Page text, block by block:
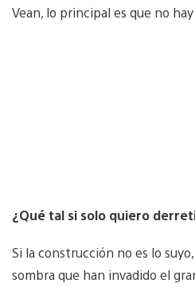
Vean, lo principal es que no
¿Qué tal si solo quiero
Si la construcción no es lo
sombra que han invadido el